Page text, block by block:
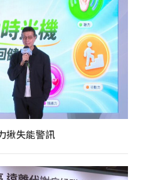
揪失能警訊